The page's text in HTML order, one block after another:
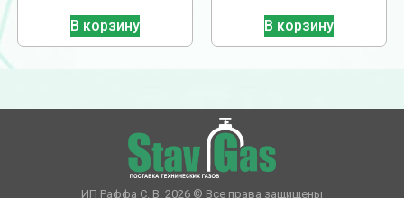
В корзину В корзину
ИП Раффа С. В. 2026 © Все права защищены